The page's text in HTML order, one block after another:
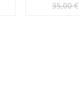
35,00€